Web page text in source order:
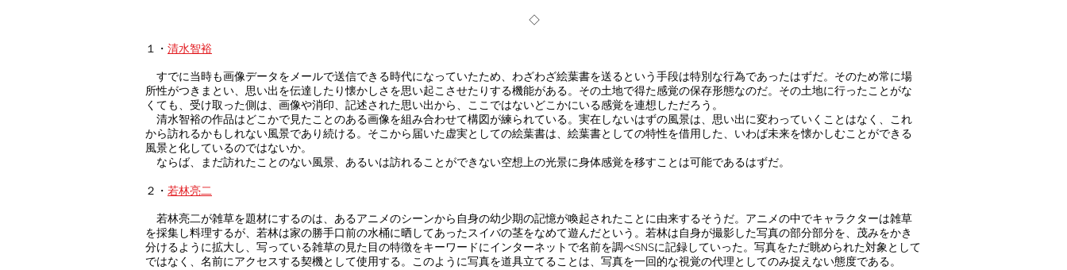
◇​
１・ 清水智裕
すでに当時も画像データをメールで送信できる時代になっていたため、わざわざ絵葉書を送るという手段は特別な行為であったはずだ。そのため常に場
所性がつきまとい、思い出を伝達したり懐かしさを思い起こさせたりする機能がある。その土地で得た感覚の保存形態なのだ。その土地に行ったことがな
くても、受け取った側は、画像や消印、記述された思い出から、ここではないどこかにいる感覚を連想しただろう。
清水智裕の作品はどこかで見たことのある画像を組み合わせて構図が練られている。実在しないはずの風景は、思い出に変わっていくことはなく、これ
から訪れるかもしれない風景であり続ける。そこから届いた虚実としての絵葉書は、絵葉書としての特性を借用した、いわば未来を懐かしむことができる
風景と化しているのではないか。
ならば、まだ訪れたことのない風景、あるいは訪れることができない空想上の光景に身体感覚を移すことは可能であるはずだ。
２・ 若林亮二
若林亮二が雑草を題材にするのは、あるアニメのシーンから自身の幼少期の記憶が喚起されたことに由来するそうだ。アニメの中でキャラクターは雑草
を採集し料理するが、若林は家の勝手口前の水桶に晒してあったスイバの茎をなめて遊んだという。若林は自身が撮影した写真の部分部分を、茂みをかき
分けるように拡大し、写っている雑草の見た目の特徴をキーワードにインターネットで名前を調べSNSに記録していった。写真をただ眺められた対象として
ではなく、名前にアクセスする契機として使用する。このように写真を道具立てることは、写真を一回的な視覚の代理としてのみ捉えない態度である。